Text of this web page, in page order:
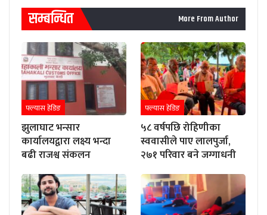
सम्बन्धित More From Author
फ्ल्यास हेडिङ
झुलाघाट भन्सार
कार्यालयद्वारा लक्ष्य भन्दा
बढी राजश्व संकलन
फ्ल्यास हेडिङ
५८ वर्षपछि रोहिणीका
स्ववासीले पाए लालपुर्जा,
२७१ परिवार बने जग्गाधनी